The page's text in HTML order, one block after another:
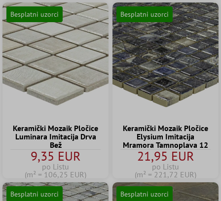
Besplatni uzorci
Keramički Mozaik Pločice
Luminara Imitacija Drva
Bež
9,35 EUR
po Listu
(m² = 106,25 EUR)
Besplatni uzorci
Keramički Mozaik Pločice
Elysium Imitacija
Mramora Tamnoplava 12
21,95 EUR
po Listu
(m² = 221,72 EUR)
Besplatni uzorci Besplatni uzorci